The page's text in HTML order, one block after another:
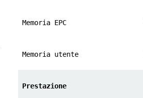
Memoria EPC
Memoria utente
Prestazione